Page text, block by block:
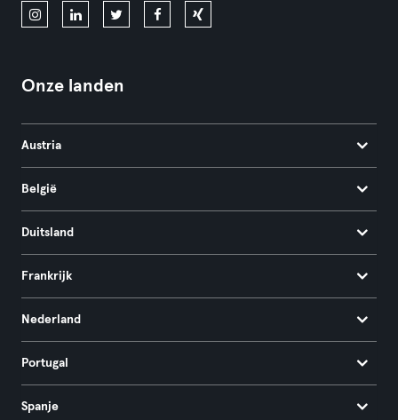
Onze landen
Austria
België
Duitsland
Frankrijk
Nederland
Portugal
Spanje